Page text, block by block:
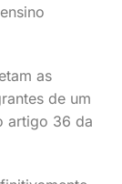
as
de um
artigo 36 da